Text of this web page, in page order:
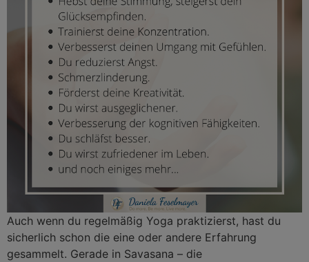
Auch wenn du regelmäßig Yoga praktizierst, hast du
sicherlich schon die eine oder andere Erfahrung
gesammelt. Gerade in Savasana – die